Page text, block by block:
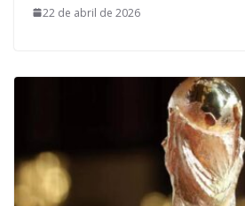
22 de abril de 2026